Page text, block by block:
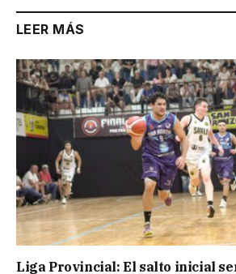
LEER MÁS
Liga Provincial: El salto inicial